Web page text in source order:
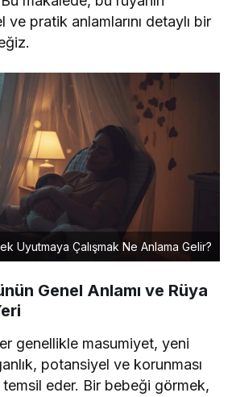
pratik anlamlarını detaylı bir
Uyutmaya Çalışmak Ne Anlama Gelir?
Genel Anlamı ve Rüya
genellikle masumiyet, yeni
potansiyel ve korunması
eder. Bir bebeği görmek,